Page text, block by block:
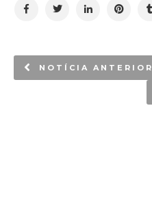
NOTÍCIA ANTERIOR